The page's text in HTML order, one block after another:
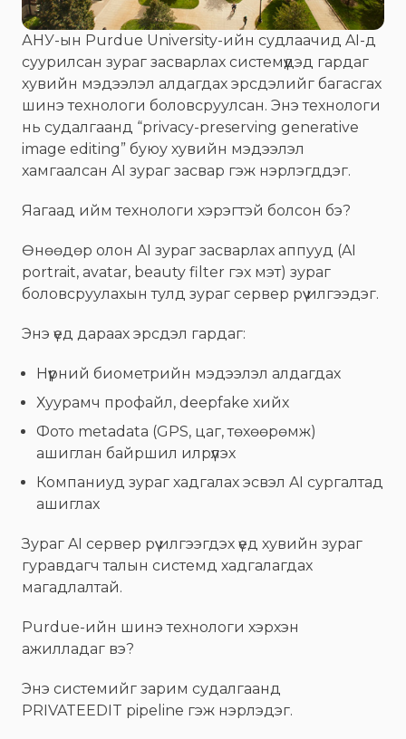
АНУ-ын Purdue University-ийн судлаачид AI-д
суурилсан зураг засварлах системүүдэд гардаг
хувийн мэдээлэл алдагдах эрсдэлийг багасгах
шинэ технологи боловсруулсан. Энэ технологи
нь судалгаанд “privacy-preserving generative
image editing” буюу хувийн мэдээлэл
хамгаалсан AI зураг засвар гэж нэрлэгддэг.
Яагаад ийм технологи хэрэгтэй болсон бэ?
Өнөөдөр олон AI зураг засварлах аппууд (AI
portrait, avatar, beauty filter гэх мэт) зураг
боловсруулахын тулд зураг сервер рүү илгээдэг.
Энэ үед дараах эрсдэл гардаг:
Нүүрний биометрийн мэдээлэл алдагдах
Хуурамч профайл, deepfake хийх
Фото metadata (GPS, цаг, төхөөрөмж)
ашиглан байршил илрүүлэх
Компаниуд зураг хадгалах эсвэл AI сургалтад
ашиглах
Зураг AI сервер рүү илгээгдэх үед хувийн зураг
гуравдагч талын системд хадгалагдах
магадлалтай.
Purdue-ийн шинэ технологи хэрхэн
ажилладаг вэ?
Энэ системийг зарим судалгаанд
PRIVATEEDIT pipeline гэж нэрлэдэг.